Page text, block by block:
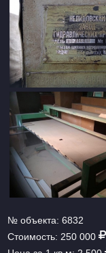
№ объекта:6832
Стоимость:250 000